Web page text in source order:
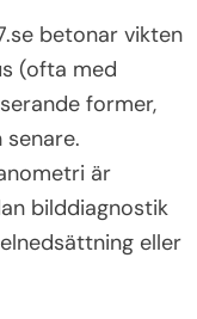
betonar vikten
(ofta med
former,
är
bilddiagnostik
eller